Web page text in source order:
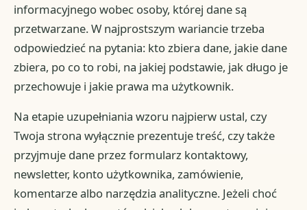
informacyjnego wobec osoby, której dane są
przetwarzane. W najprostszym wariancie trzeba
odpowiedzieć na pytania: kto zbiera dane, jakie dane
zbiera, po co to robi, na jakiej podstawie, jak długo je
przechowuje i jakie prawa ma użytkownik.
Na etapie uzupełniania wzoru najpierw ustal, czy
Twoja strona wyłącznie prezentuje treść, czy także
przyjmuje dane przez formularz kontaktowy,
newsletter, konto użytkownika, zamówienie,
komentarze albo narzędzia analityczne. Jeżeli choć